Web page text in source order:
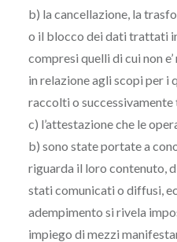
b) la cancellazione, la
o il blocco dei dati trattati
compresi quelli di cui non
in relazione agli scopi per i
raccolti o
c) l’attestazione che le
b) sono state portate a
riguarda il loro contenuto,
stati comunicati o diffusi,
adempimento si rivela
impiego di mezzi